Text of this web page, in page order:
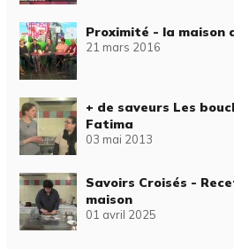
Proximité - la maison
21 mars 2016
+ de saveurs Les
Fatima
03 mai 2013
Savoirs Croisés -
maison
01 avril 2025